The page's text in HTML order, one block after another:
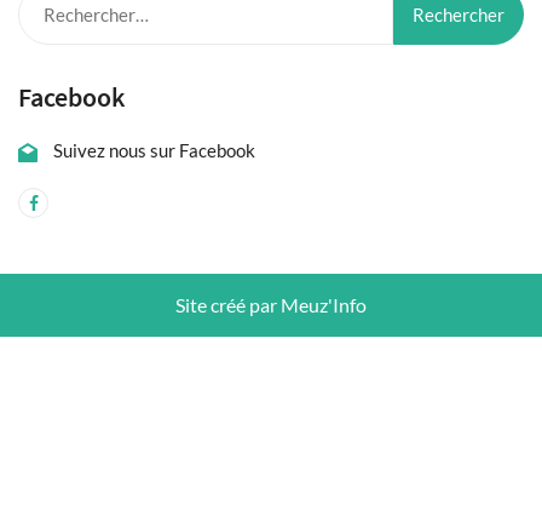
Facebook
Suivez nous sur Facebook
Site créé par Meuz'Info